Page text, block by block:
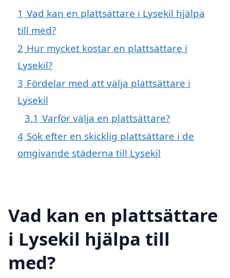
1 Vad kan en plattsättare i Lysekil hjälpa
till med?
2 Hur mycket kostar en plattsättare i
Lysekil?
3 Fördelar med att välja plattsättare i
Lysekil
3.1 Varför välja en plattsättare?
4 Sök efter en skicklig plattsättare i de
omgivande städerna till Lysekil
Vad kan en plattsättare
i Lysekil hjälpa till
med?